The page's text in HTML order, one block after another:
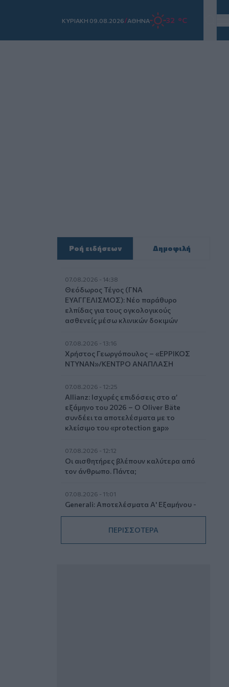
ΚΥΡΙΑΚΗ 09.08.2026/ΑΘΗΝΑ 32 °C
Ροή ειδήσεων Δημοφιλή
07.08.2026 - 14:38
Θεόδωρος Τέγος (ΓΝΑ
ΕΥΑΓΓΕΛΙΣΜΟΣ): Νέο παράθυρο
ελπίδας για τους ογκολογικούς
ασθενείς μέσω κλινικών δοκιμών
07.08.2026 - 13:16
Χρήστος Γεωργόπουλος – «ΕΡΡΙΚΟΣ
ΝΤΥΝΑΝ»/ΚΕΝΤΡΟ ΑΝΑΠΛΑΣΗ
07.08.2026 - 12:25
Allianz: Ισχυρές επιδόσεις στο α’
εξάμηνο του 2026 – Ο Oliver Bäte
συνδέει τα αποτελέσματα με το
κλείσιμο του «protection gap»
07.08.2026 - 12:12
Οι αισθητήρες βλέπουν καλύτερα από
τον άνθρωπο. Πάντα;
07.08.2026 - 11:01
Generali: Αποτελέσματα Α' Εξαμήνου -
Εξαιρετική ανάπτυξη στα Λειτουργικά
Αποτελέσματα με συμβολή από όλες
τις επιχειρηματικές δραστηριότητες
ΠΕΡΙΣΣΟΤΕΡΑ